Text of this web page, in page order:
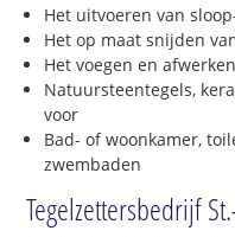
Het uitvoeren van
Het op maat snijden
Het voegen en
Natuursteentegels,
voor
Bad- of woonkamer,
zwembaden
Tegelzettersbedrijf